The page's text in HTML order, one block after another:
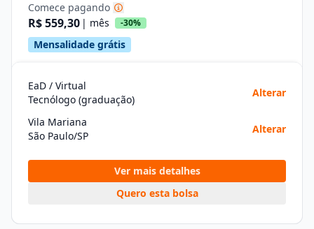
Comece pagando
R$ 559,30 | mês -30%
Mensalidade grátis
EaD / Virtual
Tecnólogo (graduação)
Alterar
Vila Mariana
São Paulo/SP
Alterar
Ver mais detalhes
Quero esta bolsa